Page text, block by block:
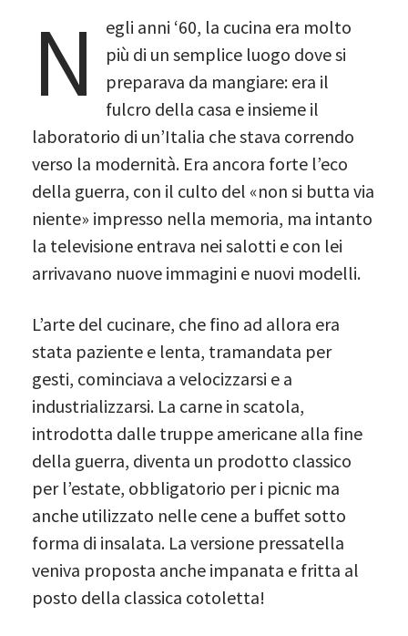
N
egli anni ‘60, la cucina era molto
più di un semplice luogo dove si
preparava da mangiare: era il
fulcro della casa e insieme il
laboratorio di un’Italia che stava correndo
verso la modernità. Era ancora forte l’eco
della guerra, con il culto del «non si butta via
niente» impresso nella memoria, ma intanto
la televisione entrava nei salotti e con lei
arrivavano nuove immagini e nuovi modelli.
L’arte del cucinare, che fino ad allora era
stata paziente e lenta, tramandata per
gesti, cominciava a velocizzarsi e a
industrializzarsi. La carne in scatola,
introdotta dalle truppe americane alla fine
della guerra, diventa un prodotto classico
per l’estate, obbligatorio per i picnic ma
anche utilizzato nelle cene a buffet sotto
forma di insalata. La versione pressatella
veniva proposta anche impanata e fritta al
posto della classica cotoletta!